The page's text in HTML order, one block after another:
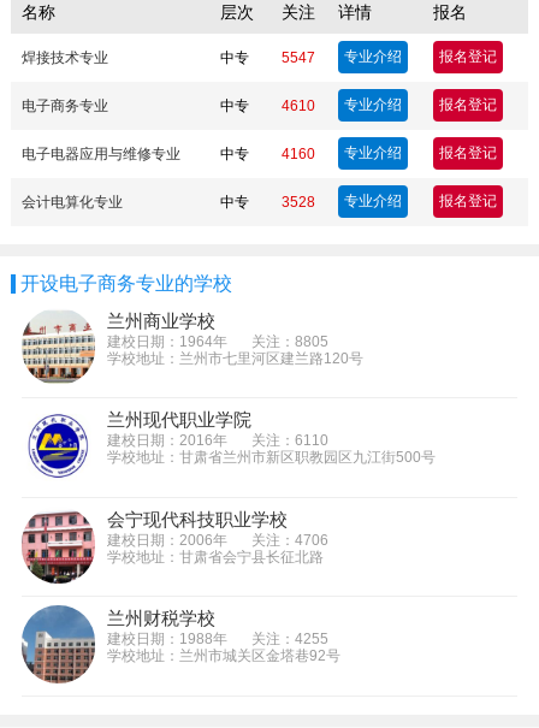
名称 层次 关注 详情 报名
焊接技术专业 中专 5547 专业介绍 报名登记
电子商务专业 中专 4610 专业介绍 报名登记
电子电器应用与维修专业 中专 4160 专业介绍 报名登记
会计电算化专业 中专 3528 专业介绍 报名登记
开设电子商务专业的学校
兰州商业学校
建校日期：1964年
关注：8805
学校地址：兰州市七里河区建兰路120号
兰州现代职业学院
建校日期：2016年
关注：6110
学校地址：甘肃省兰州市新区职教园区九江街500号
会宁现代科技职业学校
建校日期：2006年
关注：4706
学校地址：甘肃省会宁县长征北路
兰州财税学校
建校日期：1988年
关注：4255
学校地址：兰州市城关区金塔巷92号